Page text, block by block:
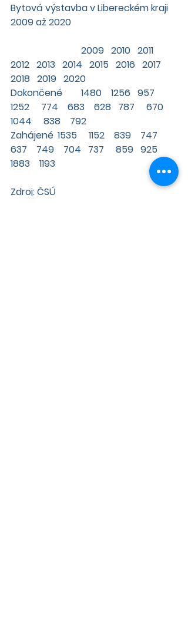
Bytová výstavba v Libereckém kraji
2009 až 2020
2012   2013   2014   2015   2016   2017
2018   2019   2020
Dokončené 	1480    1256   957
1252     774    683    628   787     670
1044     838    792
Zahájené 	1535     1152    839    747
637    749    704   737     859   925
1883    1193
Zdroj: ČSÚ